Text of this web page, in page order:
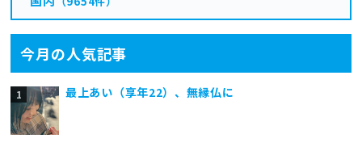
今月の人気記事
最上あい（享年22）、無縁仏に